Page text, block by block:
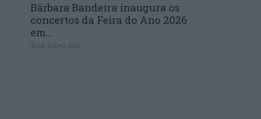
Bárbara Bandeira inaugura os
concertos da Feira do Ano 2026
em...
30 DE JULHO, 2026